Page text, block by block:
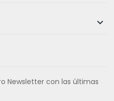

Newsletter con las últimas